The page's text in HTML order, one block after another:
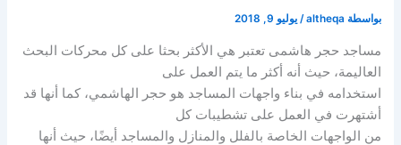
بواسطة altheqa
/يوليو 9, 2018
مساجد حجر هاشمى تعتبر هي الأكثر بحثا على كل محركات البحث
العاليمة، حيث أنه أكثر ما يتم العمل على
استخدامه في بناء واجهات المساجد هو حجر الهاشمي، كما أنها قد
أشتهرت في العمل على تشطيبات كل
من الواجهات الخاصة بالفلل والمنازل والمساجد أيضًا، حيث أنها